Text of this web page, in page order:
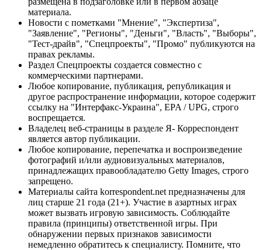
материала.
Новости с пометками "Мнение", "Экспертиза",
"Заявление", "Регионы", "Деньги", "Власть", "Выборы",
"Тест-драйв", "Спецпроекты", "Промо" публикуются на
правах рекламы.
Раздел Спецпроекты создается совместно с
коммерческими партнерами.
Любое копирование, публикация, републикация и
другое распространение информации, которое содержит
ссылку на "Интерфакс-Украина", EPA / UPG, строго
воспрещается.
Владелец веб-страницы в разделе Я- Корреспондент
является автор публикации.
Любое копирование, перепечатка и воспроизведение
фотографий и/или аудиовизуальных материалов,
принадлежащих правообладателю Getty Images, строго
запрещено.
Материалы сайта korrespondent.net предназначены для
лиц старше 21 года (21+). Участие в азартных играх
может вызвать игровую зависимость. Соблюдайте
правила (принципы) ответственной игры. При
обнаружении первых признаков зависимости
немедленно обратитесь к специалисту. Помните, что